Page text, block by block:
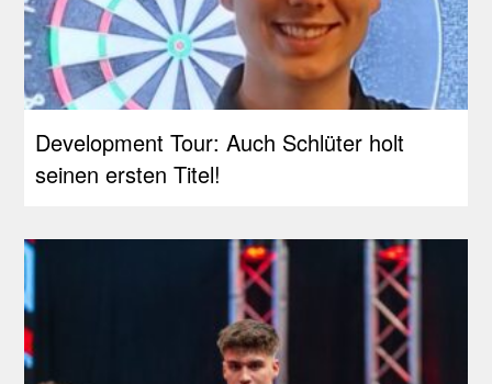
Development Tour: Auch Schlüter holt
seinen ersten Titel!